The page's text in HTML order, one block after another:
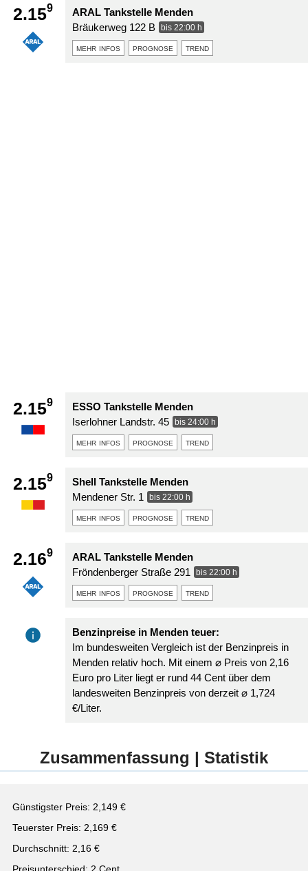
2.159
ARAL Tankstelle Menden
Bräukerweg 122 B
bis 22:00 h
mehr infos prognose trend
2.159
ESSO Tankstelle Menden
Iserlohner Landstr. 45
bis 24:00 h
mehr infos prognose trend
2.159
Shell Tankstelle Menden
Mendener Str. 1
bis 22:00 h
mehr infos prognose trend
2.169
ARAL Tankstelle Menden
Fröndenberger Straße 291
bis 22:00 h
mehr infos prognose trend
Benzinpreise in Menden teuer:
Im bundesweiten Vergleich ist der Benzinpreis in
Menden relativ hoch. Mit einem ⌀ Preis von 2,16
Euro pro Liter liegt er rund 44 Cent über dem
landesweiten Benzinpreis von derzeit ⌀ 1,724
€/Liter.
Zusammenfassung | Statistik
Günstigster Preis: 2,149 €
Teuerster Preis: 2,169 €
Durchschnitt: 2,16 €